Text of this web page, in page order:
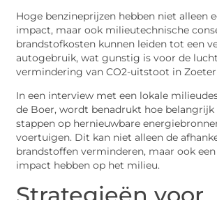
Hoge benzineprijzen hebben niet alleen
impact, maar ook milieutechnische
brandstofkosten kunnen leiden tot een
autogebruik, wat gunstig is voor de
vermindering van CO2-uitstoot in
In een interview met een lokale
de Boer, wordt benadrukt hoe
stappen op hernieuwbare
voertuigen. Dit kan niet alleen de
brandstoffen verminderen, maar ook
impact hebben op het milieu.